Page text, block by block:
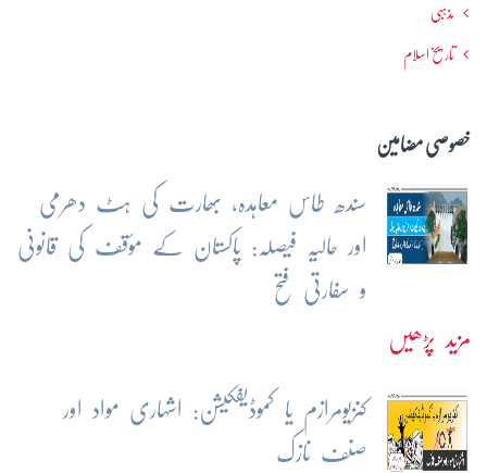
مذہبی
تاریخ اسلام
خصوصی مضامین
سندھ طاس معاہدہ، بھارت کی ہٹ دھرمی
اور حالیہ فیصلہ: پاکستان کے مؤقف کی قانونی
و سفارتی فتح
مزید پڑھیں
کنزیومرازم یا کموڈیفکیشن: اشہاری مواد اور
صنف نازک